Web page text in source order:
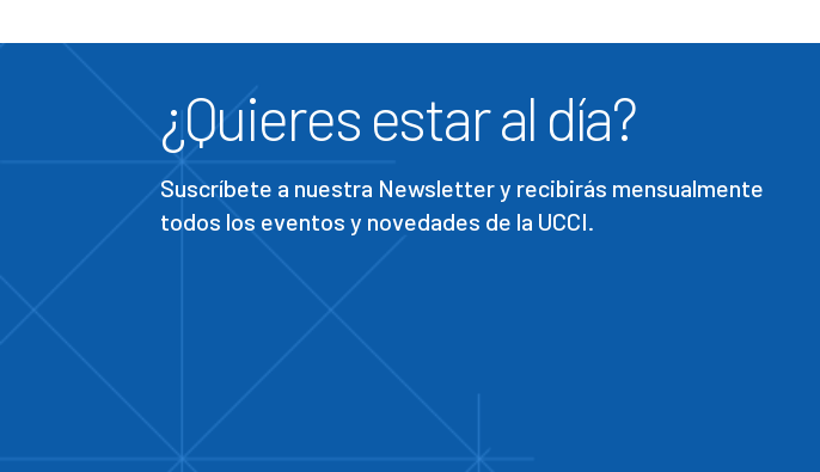
¿Quieres estar al día?
Suscríbete a nuestra Newsletter y recibirás mensualmente
todos los eventos y novedades de la UCCI.